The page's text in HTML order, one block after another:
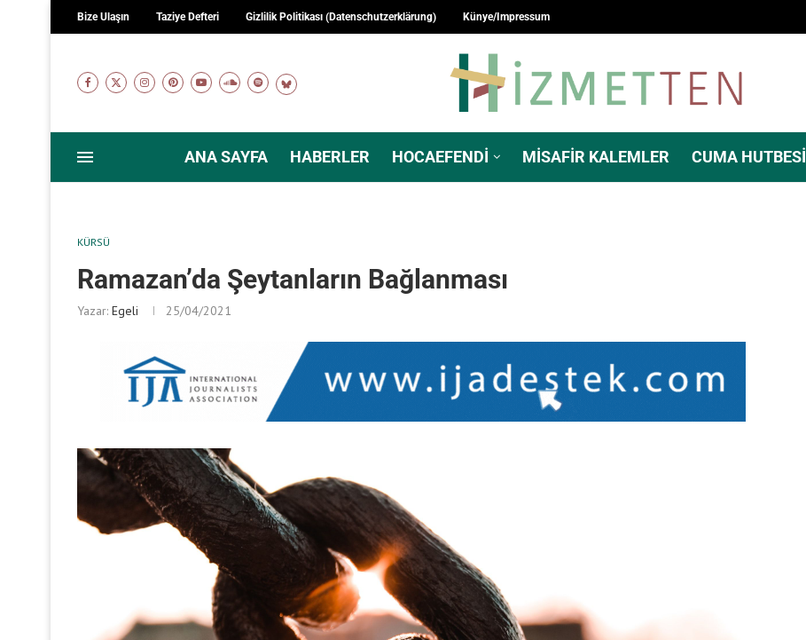
Bize Ulaşın Taziye Defteri Gizlilik Politikası (Datenschutzerklärung) Künye/Impressum
ANA SAYFA HABERLER HOCAEFENDI MISAFIR KALEMLER CUMA HUTBESI
KÜRSÜ
Ramazan’da Şeytanların Bağlanması
Yazar: Egeli 25/04/2021